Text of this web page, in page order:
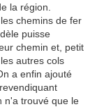
la région.
chemins de fer
puisse
chemin et, petit
autres cols
a enfin ajouté
n'a trouvé que le